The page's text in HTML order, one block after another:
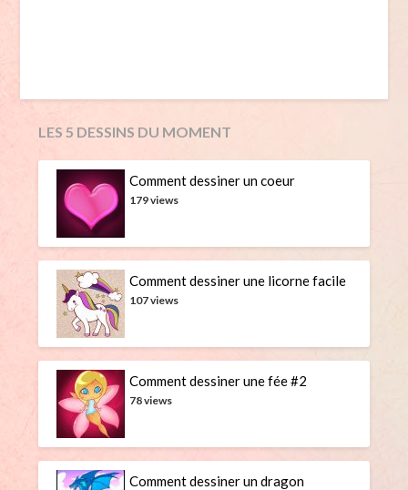
LES 5 DESSINS DU MOMENT
Comment dessiner un coeur
179 views
Comment dessiner une licorne facile
107 views
Comment dessiner une fée #2
78 views
Comment dessiner un dragon